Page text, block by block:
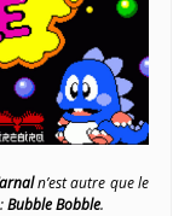
n’est autre que le
Bubble Bobble.